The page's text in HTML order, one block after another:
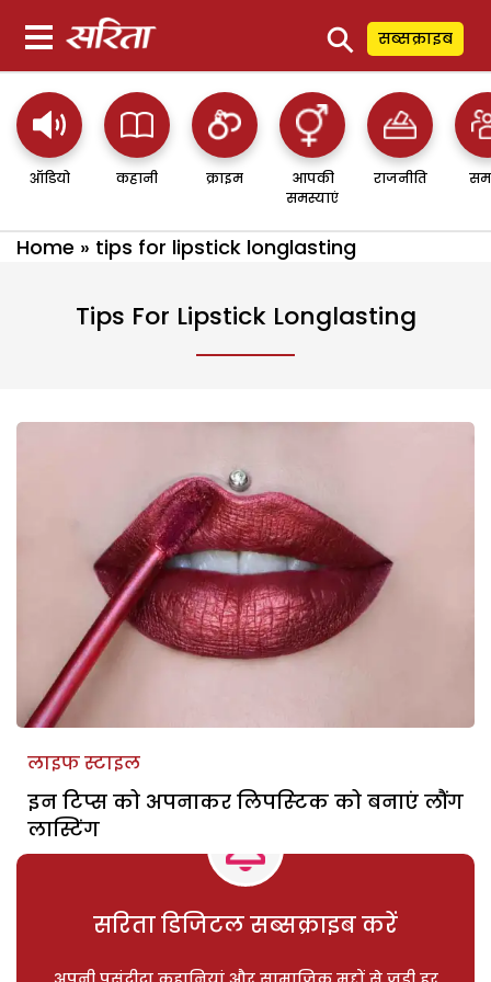
⚲ सब्सक्राइब
ऑडियो कहानी क्राइम
आपकी
समस्याएं
राजनीति
Home » tips for lipstick longlasting
Tips For Lipstick Longlasting
लाइफ स्टाइल
इन टिप्स को अपनाकर लिपस्‍टिक को बनाएं लौंग
लास्टिंग
सरिता डिजिटल सब्सक्राइब करें